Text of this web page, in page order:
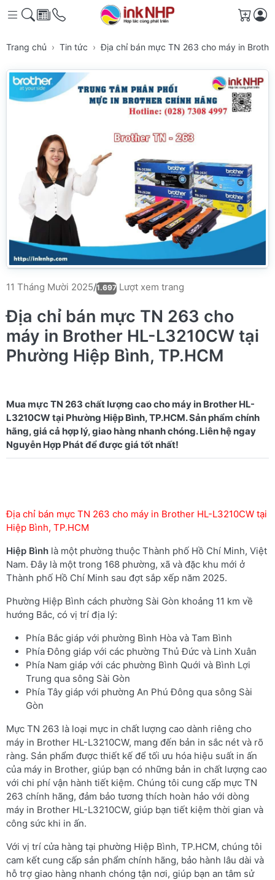
Giỏ
Trang chủ Tin tức Địa chỉ bán mực TN 263 cho máy in
11 Tháng Mười 2025/1.697 Lượt xem trang
Địa chỉ bán mực TN 263 cho
máy in Brother HL-L3210CW tại
Phường Hiệp Bình, TP.HCM
Mua mực TN 263 chất lượng cao cho máy in Brother HL-
L3210CW tại Phường Hiệp Bình, TP.HCM. Sản phẩm chính
hãng, giá cả hợp lý, giao hàng nhanh chóng. Liên hệ ngay
Địa chỉ bán mực TN 263 cho máy in Brother HL-L3210CW tại
Hiệp Bình, TP.HCM
Hiệp Bình là một phường thuộc Thành phố Hồ Chí Minh, Việt
Nam. Đây là một trong 168 phường, xã và đặc khu mới ở
Thành phố Hồ Chí Minh sau đợt sắp xếp năm 2025.
Phường Hiệp Bình cách phường Sài Gòn khoảng 11 km về
hướng Bắc, có vị trí địa lý:
Phía Bắc giáp với phường Bình Hòa và Tam Bình
Phía Đông giáp với các phường Thủ Đức và Linh Xuân
Phía Nam giáp với các phường Bình Quới và Bình Lợi
Trung qua sông Sài Gòn
Phía Tây giáp với phường An Phú Đông qua sông Sài
Gòn
Mực TN 263 là loại mực in chất lượng cao dành riêng cho
máy in Brother HL-L3210CW, mang đến bản in sắc nét và rõ
ràng. Sản phẩm được thiết kế để tối ưu hóa hiệu suất in ấn
của máy in Brother, giúp bạn có những bản in chất lượng cao
với chi phí vận hành tiết kiệm. Chúng tôi cung cấp mực TN
263 chính hãng, đảm bảo tương thích hoàn hảo với dòng
máy in Brother HL-L3210CW, giúp bạn tiết kiệm thời gian và
công sức khi in ấn.
Với vị trí cửa hàng tại phường Hiệp Bình, TP.HCM, chúng tôi
cam kết cung cấp sản phẩm chính hãng, bảo hành lâu dài và
hỗ trợ giao hàng nhanh chóng tận nơi, giúp bạn an tâm sử